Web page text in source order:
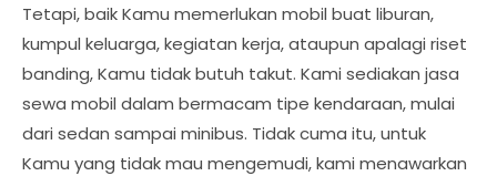
Tetapi, baik Kamu memerlukan mobil buat liburan,
kumpul keluarga, kegiatan kerja, ataupun apalagi riset
banding, Kamu tidak butuh takut. Kami sediakan jasa
sewa mobil dalam bermacam tipe kendaraan, mulai
dari sedan sampai minibus. Tidak cuma itu, untuk
Kamu yang tidak mau mengemudi, kami menawarkan